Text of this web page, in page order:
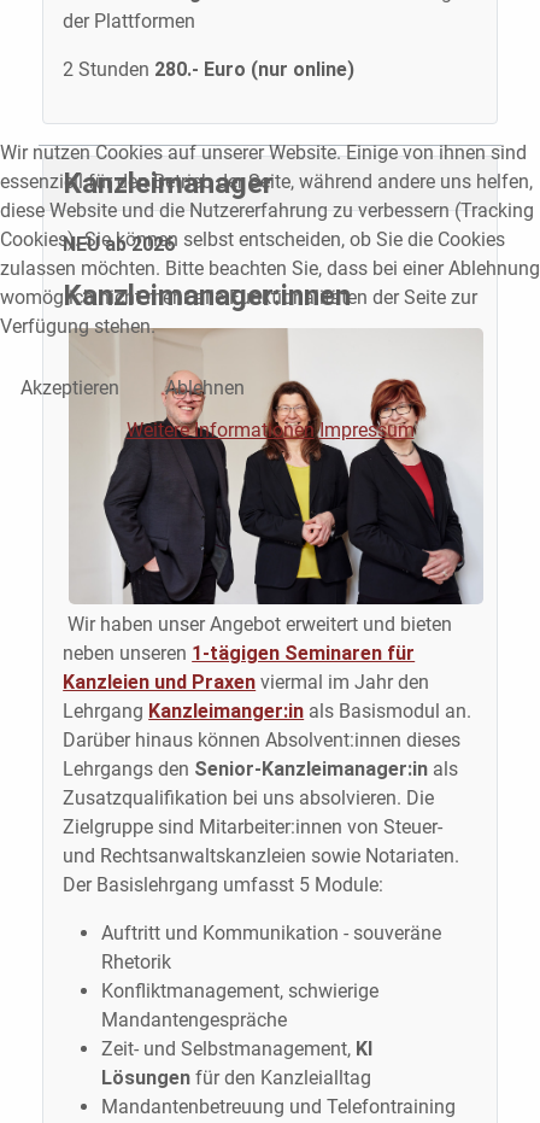
der Plattformen
2 Stunden 280.- Euro (nur online)
Kanzleimanager
NEU ab 2026
Kanzleimanager:innen
Wir haben unser Angebot erweitert und bieten
neben unseren 1-tägigen Seminaren für
Kanzleien und Praxen viermal im Jahr den
Lehrgang Kanzleimanger:in als Basismodul an.
Darüber hinaus können Absolvent:innen dieses
Lehrgangs den Senior-Kanzleimanager:in als
Zusatzqualifikation bei uns absolvieren. Die
Zielgruppe sind Mitarbeiter:innen von Steuer-
und Rechtsanwaltskanzleien sowie Notariaten.
Der Basislehrgang umfasst 5 Module:
Auftritt und Kommunikation - souveräne
Rhetorik
Konfliktmanagement, schwierige
Mandantengespräche
Zeit- und Selbstmanagement, KI
Lösungen für den Kanzleialltag
Mandantenbetreuung und Telefontraining
Wir nutzen Cookies auf unserer Website. Einige von ihnen sind
essenziell für den Betrieb der Seite, während andere uns helfen,
diese Website und die Nutzererfahrung zu verbessern (Tracking
Cookies). Sie können selbst entscheiden, ob Sie die Cookies
zulassen möchten. Bitte beachten Sie, dass bei einer Ablehnung
womöglich nicht mehr alle Funktionalitäten der Seite zur
Verfügung stehen.
Akzeptieren
Ablehnen
Weitere Informationen Impressum